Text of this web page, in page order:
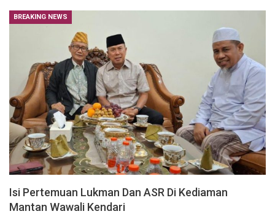
BREAKING NEWS
Isi Pertemuan Lukman Dan ASR Di Kediaman
Mantan Wawali Kendari